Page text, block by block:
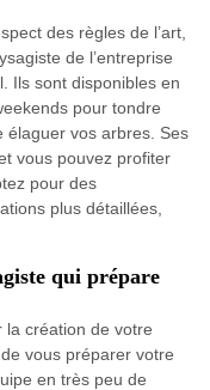
des règles de l’art,
de l’entreprise
Ils sont disponibles en
pour tondre
élaguer vos arbres. Ses
vous pouvez profiter
pour des
plus détaillées,
qui prépare
la création de votre
vous préparer votre
en très peu de